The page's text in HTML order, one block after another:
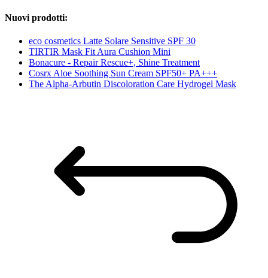
Nuovi prodotti:
eco cosmetics Latte Solare Sensitive SPF 30
TIRTIR Mask Fit Aura Cushion Mini
Bonacure - Repair Rescue+, Shine Treatment
Cosrx Aloe Soothing Sun Cream SPF50+ PA+++
The Alpha-Arbutin Discoloration Care Hydrogel Mask